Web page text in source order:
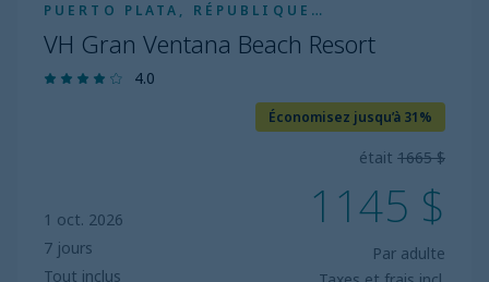
PUERTO PLATA, RÉPUBLIQUE
VH Gran Ventana Beach Resort
4.0
1 oct. 2026
7 jours
Tout inclus
Économisez jusqu’à 31%
était 1665 $
1145 $
Par adulte